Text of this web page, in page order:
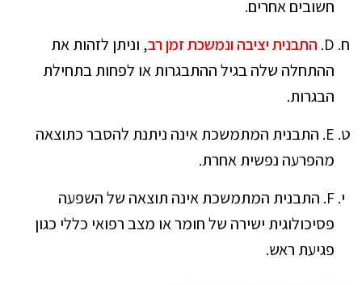
חשובים אחרים.
D. התבנית יציבה ונמשכת זמן רב, וניתן לזהות את
ההתחלה שלה בגיל ההתבגרות או לפחות בתחילת
הבגרות.
E. התבנית המתמשכת אינה ניתנת להסבר כתוצאה
מהפרעה נפשית אחרת.
F. התבנית המתמשכת אינה תוצאה של השפעה
פסיכולוגית ישירה של חומר או מצב רפואי כללי כגון
פגיעת ראש.